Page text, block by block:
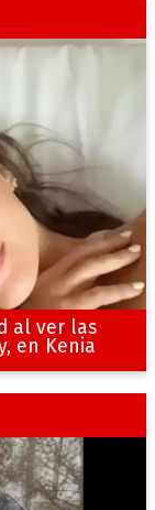
al ver las
en Kenia